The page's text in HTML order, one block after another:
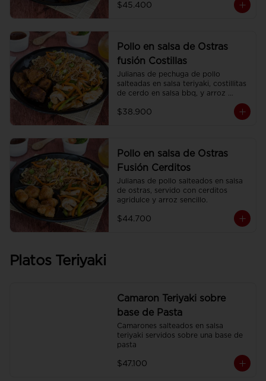
$45.400
Pollo en salsa de Ostras
fusión Costillas
Julianas de pechuga de pollo
salteadas en salsa teriyaki, costillitas
de cerdo en salsa bbq, y arroz
$38.900
Pollo en salsa de Ostras
Fusión Cerditos
Julianas de pollo salteados en salsa
de ostras, servido con cerditos
agridulce y arroz sencillo.
$44.700
Platos Teriyaki
Camaron Teriyaki sobre
base de Pasta
Camarones salteados en salsa
teriyaki servidos sobre una base de
pasta
$47.100